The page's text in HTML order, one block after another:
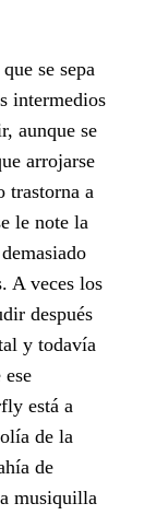
se sepa
intermedios
aunque se
arrojarse
trastorna a
le note la
A veces los
después
y todavía
está a
de la
de
musiquilla